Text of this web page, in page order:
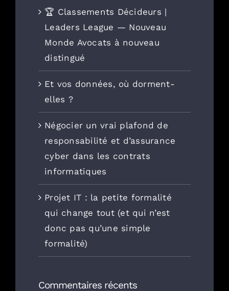
🏆 Classements Décideurs |
Leaders League — Nouveau
Monde Avocats à nouveau
distingué
Et vos données, où dorment-
elles ?
Négocier un vrai plafond de
responsabilité et d’assurance
cyber dans les contrats
informatiques
Projet IT : la petite formalité
qui change tout (et qui n’est
donc pas qu’une simple
formalité)
Commentaires récents